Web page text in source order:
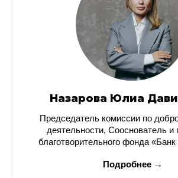
Назарова Юлиа
Председатель комиссии по
деятельности, Сооснователь и
благотворительного фонда
Подробнее →